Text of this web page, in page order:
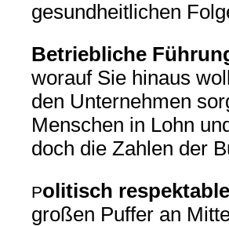
gesundheitlichen
Betriebliche
worauf Sie hinaus
den Unternehmen
Menschen in Lohn
doch die Zahlen der
Politisch
großen Puffer an